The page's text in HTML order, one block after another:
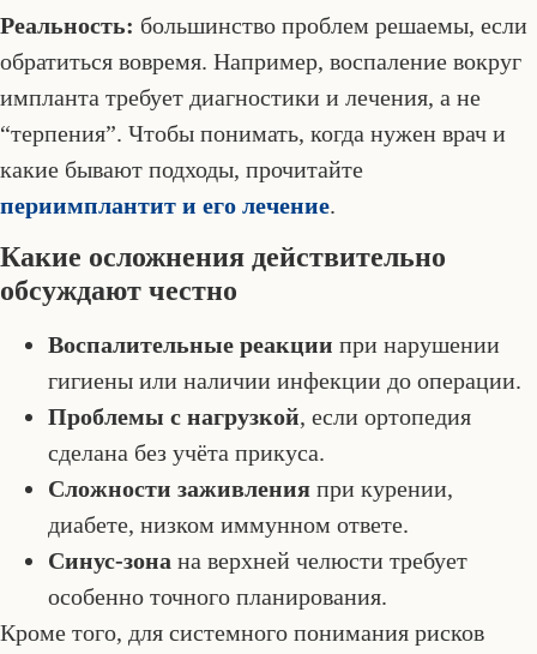
Реальность: большинство проблем решаемы, если
обратиться вовремя. Например, воспаление вокруг
импланта требует диагностики и лечения, а не
“терпения”. Чтобы понимать, когда нужен врач и
какие бывают подходы, прочитайте
периимплантит и его лечение.
Какие осложнения действительно
обсуждают честно
Воспалительные реакции при нарушении
гигиены или наличии инфекции до операции.
Проблемы с нагрузкой, если ортопедия
сделана без учёта прикуса.
Сложности заживления при курении,
диабете, низком иммунном ответе.
Синус-зона на верхней челюсти требует
особенно точного планирования.
Кроме того, для системного понимания рисков